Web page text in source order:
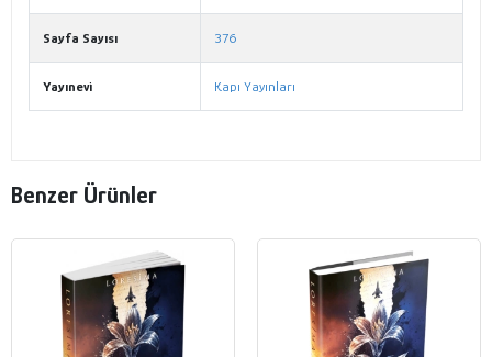
Sayfa Sayısı 376
Yayınevi Kapı Yayınları
Benzer Ürünler